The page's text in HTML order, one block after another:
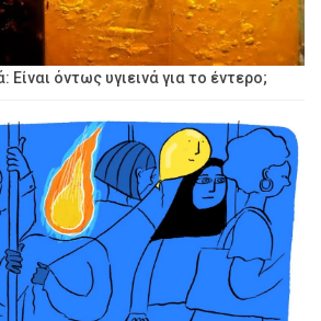
όντως υγιεινά για το έντερο;